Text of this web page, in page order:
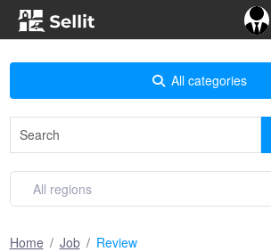
All categories
Home Job Review